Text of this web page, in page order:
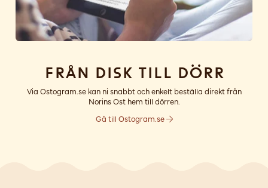
Från disk till dörr
Via Ostogram.se kan ni snabbt och enkelt beställa direkt från
Norins Ost hem till dörren.
Gå till Ostogram.se